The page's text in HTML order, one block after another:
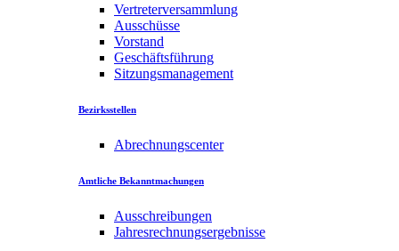
Vertreterversammlung
Ausschüsse
Vorstand
Geschäftsführung
Sitzungsmanagement
Bezirksstellen
Abrechnungscenter
Amtliche Bekanntmachungen
Ausschreibungen
Jahresrechnungsergebnisse